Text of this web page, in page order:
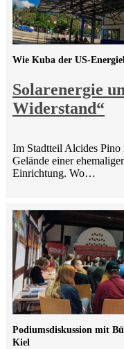
Solarenergie
Widerstand“
Wie Kuba der US-
Im Stadtteil Alcides
Gelände einer
Einrichtung. Wo…
Podiumsdiskussion mit
Kiel